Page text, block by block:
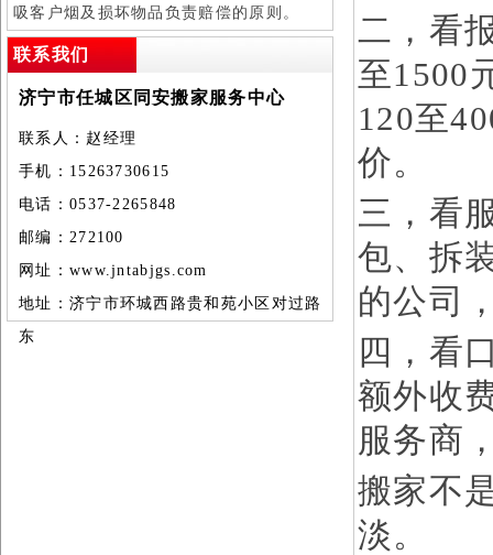
吸客户烟及损坏物品负责赔偿的原则。
联系我们
济宁市任城区同安搬家服务中心
联系人：赵经理
手机：15263730615
电话：0537-2265848
邮编：272100
网址： www.jntabjgs.com
地址：济宁市环城西路贵和苑小区对过路
东
二，看
至1500
120至
价。
三，看
包、拆
的公司
四，看
额外收
服务商
搬家不
淡。